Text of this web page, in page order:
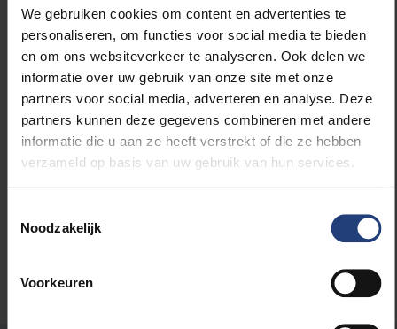
We gebruiken cookies om content en advertenties te
personaliseren, om functies voor social media te bieden
en om ons websiteverkeer te analyseren. Ook delen we
informatie over uw gebruik van onze site met onze
partners voor social media, adverteren en analyse. Deze
partners kunnen deze gegevens combineren met andere
informatie die u aan ze heeft verstrekt of die ze hebben
verzameld op basis van uw gebruik van hun services.
Noodzakelijk
Voorkeuren
mensenlevens op het spel staan, is dit ook gewoon
not done." Lees meer opnieuwsblad.be.
Lees meer over: